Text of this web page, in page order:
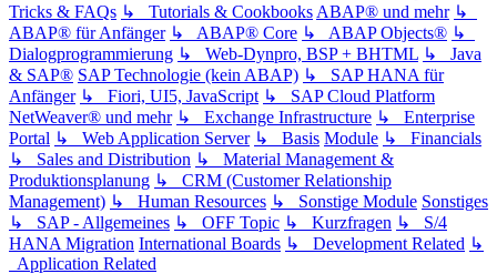
Tricks & FAQs ↳ Tutorials & Cookbooks ABAP® und mehr ↳
ABAP® für Anfänger ↳ ABAP® Core ↳ ABAP Objects® ↳
Dialogprogrammierung ↳ Web-Dynpro, BSP + BHTML ↳ Java
& SAP® SAP Technologie (kein ABAP) ↳ SAP HANA für
Anfänger ↳ Fiori, UI5, JavaScript ↳ SAP Cloud Platform
NetWeaver® und mehr ↳ Exchange Infrastructure ↳ Enterprise
Portal ↳ Web Application Server ↳ Basis Module ↳ Financials
↳ Sales and Distribution ↳ Material Management &
Produktionsplanung ↳ CRM (Customer Relationship
Management) ↳ Human Resources ↳ Sonstige Module Sonstiges
↳ SAP - Allgemeines ↳ OFF Topic ↳ Kurzfragen ↳ S/4
HANA Migration International Boards ↳ Development Related ↳
Application Related